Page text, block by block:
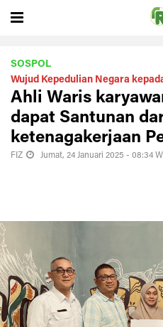
SOSPOL
Wujud Kepedulian Negara
Ahli Waris
dapat Santunan
ketenagakerjaan
FIZ Jumat, 24 Januari 2025 - 08:34